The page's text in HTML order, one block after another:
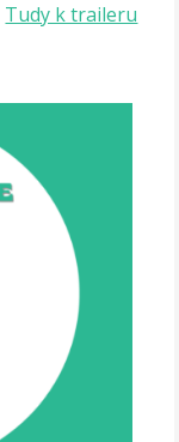
Tudy k traileru